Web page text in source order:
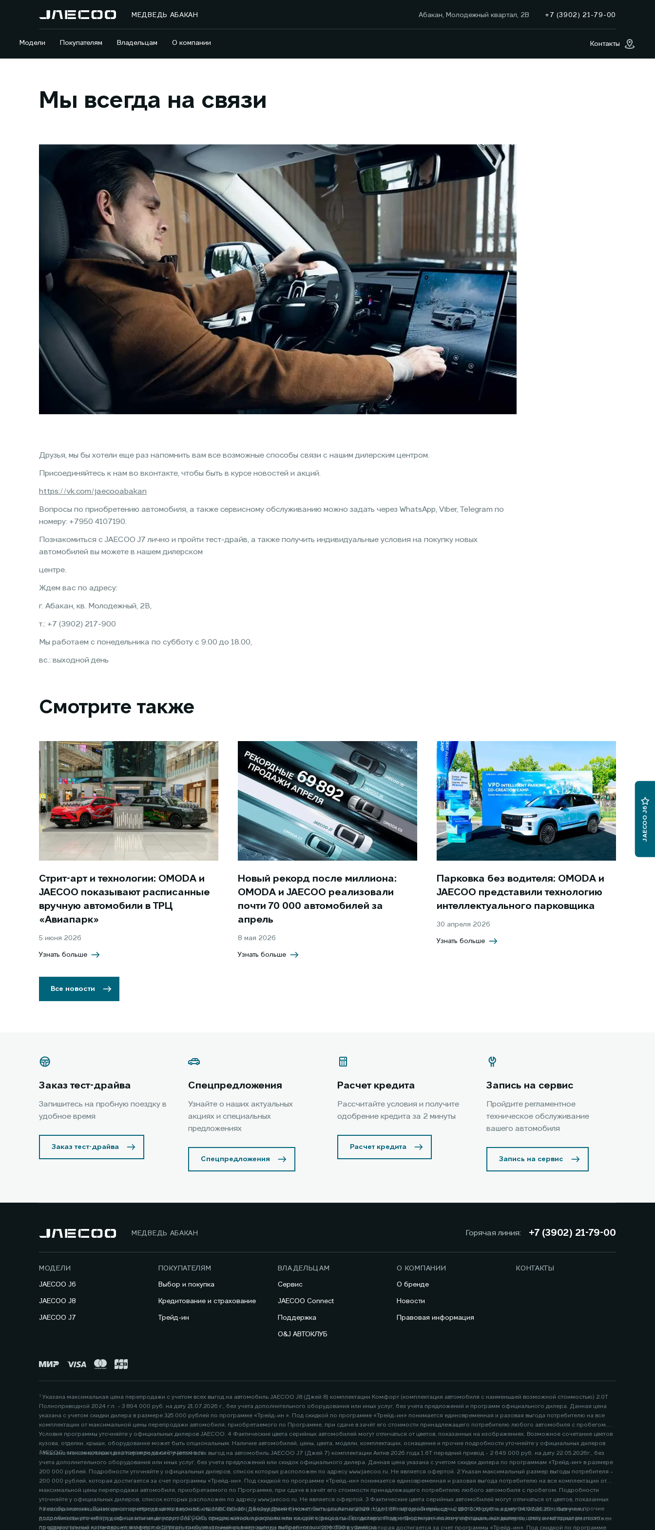
МЕДВЕДЬ АБАКАН Абакан, Молодежный квартал, 2В +7 (3902) 21-79-00
Модели Покупателям Владельцам О компании Контакты
JAECOO J6
Мы всегда на связи
Друзья, мы бы хотели еще раз напомнить вам все возможные способы связи с нашим дилерским центром.
Присоединяйтесь к нам во вконтакте, чтобы быть в курсе новостей и акций.
https://vk.com/jaecooabakan
Вопросы по приобретению автомобиля, а также сервисному обслуживанию можно задать через WhatsApp, Viber, Telegram по
номеру: +7950 4107190.
Познакомиться с JAECOO J7 лично и пройти тест-драйв, а также получить индивидуальные условия на покупку новых
автомобилей вы можете в нашем дилерском
центре.
Ждем вас по адресу:
г. Абакан, кв. Молодежный, 2В,
т.: +7 (3902) 217-900
Мы работаем с понедельника по субботу с 9.00 до 18.00,
вс.: выходной день
Смотрите также
Стрит-арт и технологии: OMODA и
JAECOO показывают расписанные
вручную автомобили в ТРЦ
«Авиапарк»
5 июня 2026
Узнать больше
Новый рекорд после миллиона:
OMODA и JAECOO реализовали
почти 70 000 автомобилей за
апрель
8 мая 2026
Узнать больше
Парковка без водителя: OMODA и
JAECOO представили технологию
интеллектуального парковщика
30 апреля 2026
Узнать больше
Все новости
Заказ тест-драйва
Запишитесь на пробную поездку в
удобное время
Заказ тест-драйва
Спецпредложения
Узнайте о наших актуальных
акциях и специальных
предложениях
Спецпредложения
Расчет кредита
Рассчитайте условия и получите
одобрение кредита за 2 минуты
Расчет кредита
Запись на сервис
Пройдите регламентное
техническое обслуживание
вашего автомобиля
Запись на сервис
МЕДВЕДЬ АБАКАН Горячая линия: +7 (3902) 21-79-00
МОДЕЛИ
JAECOO J6
JAECOO J8
JAECOO J7
ПОКУПАТЕЛЯМ
Выбор и покупка
Кредитование и страхование
Трейд-ин
ВЛАДЕЛЬЦАМ
Сервис
JAECOO Connect
Поддержка
O&J АВТОКЛУБ
О КОМПАНИИ
О бренде
Новости
Правовая информация
КОНТАКТЫ
¹ Указана максимальная цена перепродажи с учетом всех выгод на автомобиль JAECOO J8 (Джей 8) комплектации Комфорт (комплектация автомобиля с наименьшей возможной стоимостью) 2.0Т
Полноприводной 2024 г.п. - 3 894 000 руб. на дату 21.07.2026 г., без учета дополнительного оборудования или иных услуг, без учета предложений и программ официального дилера. Данная цена
указана с учетом скидки дилера в размере 325 000 рублей по программе «Трейд-ин ». Под скидкой по программе «Трейд-ин» понимается единовременная и разовая выгода потребителю на все
комплектации от максимальной цены перепродажи автомобиля, приобретаемого по Программе, при сдаче в зачёт его стоимости принадлежащего потребителю любого автомобиля с пробегом.
Условия программы уточняйте у официальных дилеров JAECOO. 4 Фактические цвета серийных автомобилей могут отличаться от цветов, показанных на изображениях. Возможное сочетание цветов
кузова, отделки, крыши, оборудование может быть опциональным. Наличие автомобилей, цены, цвета, модели, комплектации, оснащение и прочие подробности уточняйте у официальных дилеров
JAECOO, список которых расположен на сайте jaecoo.ru
² Указана максимальная цена перепродажи с учетом всех выгод на автомобиль JAECOO J7 (Джей 7) комплектации Актив 2026 года 1.6Т передний привод - 2 649 000 руб. на дату 22.05.2026г., без
учета дополнительного оборудования или иных услуг, без учета предложений или скидок официального дилера. Данная цена указана с учетом скидки дилера по программам «Трейд-ин» в размере
200 000 рублей. Подробности уточняйте у официальных дилеров, список которых расположен по адресу www.jaecoo.ru. Не является офертой. 2 Указан максимальный размер выгоды потребителя -
200 000 рублей, которая достигается за счет программы «Трейд-ин». Под скидкой по программе «Трейд-ин» понимается единовременная и разовая выгода потребителю на все комплектации от
максимальной цены перепродажи автомобиля, приобретаемого по Программе, при сдаче в зачёт его стоимости принадлежащего потребителю любого автомобиля с пробегом. Подробности
уточняйте у официальных дилеров, список которых расположен по адресу www.jaecoo.ru. Не является офертой. 3 Фактические цвета серийных автомобилей могут отличаться от цветов, показанных
на изображениях. Возможное сочетание цветов кузова, отделки, крыши, оборудование может быть опциональным. Наличие автомобилей, цены, цвета, модели, комплектации, оснащение и прочие
подробности уточняйте у официальных дилеров JAECOO, список которых расположен на сайте jaecoo.ru. Представленная информация по комплектации, оснащению, цвету и материалам носит
предварительный характер, не является офертой, требует уточнения в отношении выбранного автомобиля у дилера.
³ Указана максимальная цена перепродажи на автомобиль JAECOO J6 (Джейку Джей 6) комплектации Актив 2026 года 1.5T передний привод - 2 190 000 руб. на дату 04.07.2026г., без учета
дополнительного оборудования или иных услуг, без учета предложений, программ или скидок официального дилера. Подробности уточняйте у официальных дилеров, список которых расположен
по адресу jaecoo.ru Не является офертой. 2 Указан максимальный размер выгоды потребителя - 200 000 рублей, которая достигается за счет программы «Трейд-ин». Под скидкой по программе